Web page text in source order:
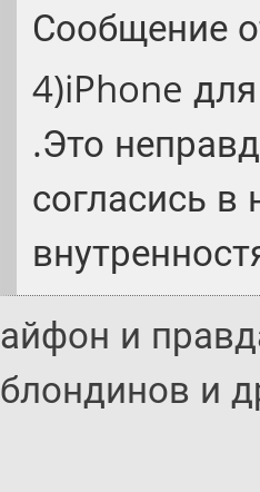
Сообщение
4)iPhone
.Это
согласись в
айфон и
блондинов и